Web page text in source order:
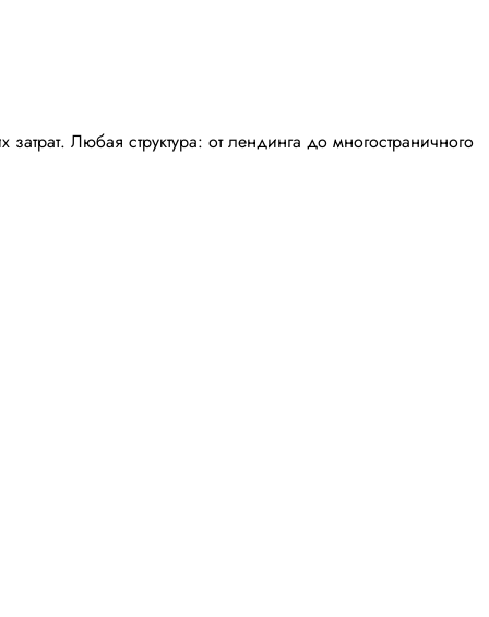
Любая структура: от лендинга до многостраничного